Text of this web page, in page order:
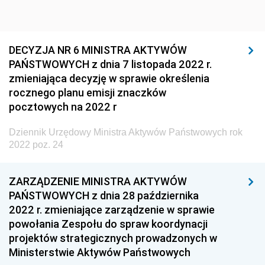
Środowiska
Dziennik Urzędowy Generalnej Dyrekcji Ochrony
Środowiska
Dziennik Urzędowy Ministerstwa Administracji,
Gospodarki Terenowej i Ochrony Środowiska
Dziennik Urzędowy Ministerstwa Administracji i
Gospodarki Przestrzennej
Dziennik Urzędowy Ministerstwa Komunikacji
Dziennik Urzędowy Ministerstwa Przemysłu
Chemicznego i Lekkiego
Dziennik Urzędowy Ministerstwa Rolnictwa i
Gospodarki Żywnościowej
DECYZJA NR 6 MINISTRA AKTYWÓW
PAŃSTWOWYCH z dnia 7 listopada 2022 r.
zmieniająca decyzję w sprawie określenia
rocznego planu emisji znaczków
pocztowych na 2022 r
Dziennik Urzędowy Ministra Aktywów Państwowych rok
2022 poz. 24
ZARZĄDZENIE MINISTRA AKTYWÓW
PAŃSTWOWYCH z dnia 28 października
2022 r. zmieniające zarządzenie w sprawie
powołania Zespołu do spraw koordynacji
projektów strategicznych prowadzonych w
Ministerstwie Aktywów Państwowych